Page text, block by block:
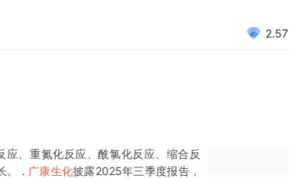
2.57
应、重氮化反应、酰氯化反应、缩合反
。 . 广康生化披露2025年三季度报告，